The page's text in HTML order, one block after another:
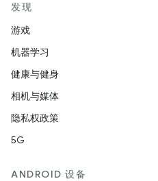
发现
游戏
机器学习
健康与健身
相机与媒体
隐私权政策
5G
ANDROID 设备